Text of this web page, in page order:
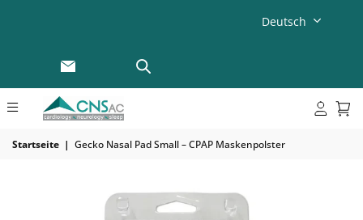
Deutsch
Startseite | Gecko Nasal Pad Small – CPAP Maskenpolster